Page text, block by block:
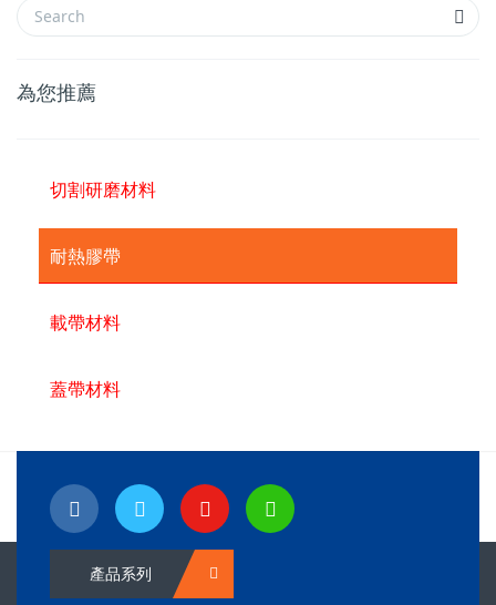
為您推薦
切割研磨材料
耐熱膠帶
載帶材料
蓋帶材料
產品系列